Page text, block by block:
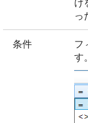
っ
条件
フ
す。